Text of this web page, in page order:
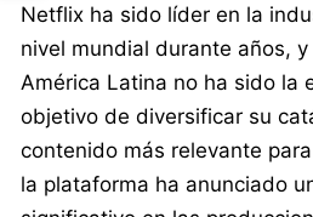
Netflix ha sido líder en la
nivel mundial durante años,
América Latina no ha sido la
objetivo de diversificar su
contenido más relevante
la plataforma ha anunciado